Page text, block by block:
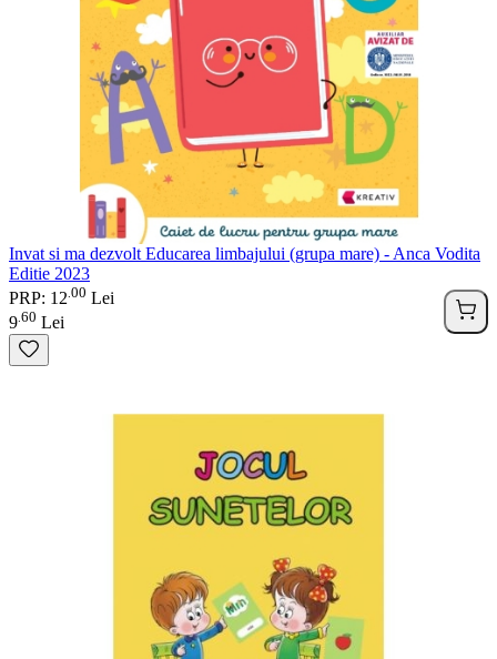
Invat si ma dezvolt Educarea limbajului (grupa mare) - Anca Vodita
Editie 2023
PRP: 12 00 Lei
9 60 Lei